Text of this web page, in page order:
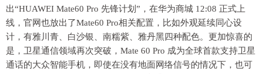
出“HUAWEI Mate60 Pro 先锋计划”，在华为商城 12:08 正式上
线，官网也放出了Mate60 Pro相关配置，比如外观延续同心设
计，有雅川青、白沙银、南糯紫、雅丹黑四种配色。更加惊喜的
是，卫星通信领域再次突破，Mate 60 Pro 成为全球首款支持卫星
通话的大众智能手机，即使在没有地面网络信号的情况下，也可